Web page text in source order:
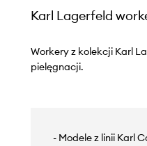
Karl Lagerfeld
Workery z kolekcji Karl
pielęgnacji.
- Modele z linii Karl